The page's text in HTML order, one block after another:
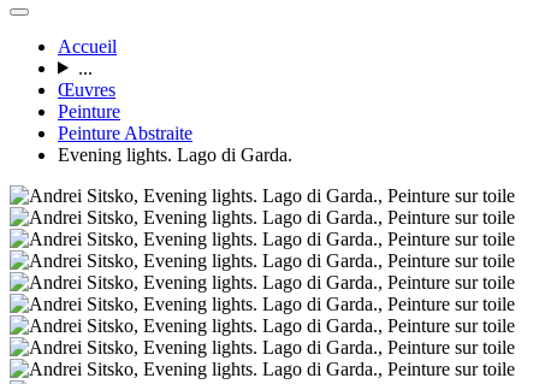
Accueil
...
Œuvres
Peinture
Peinture Abstraite
Evening lights. Lago di Garda.